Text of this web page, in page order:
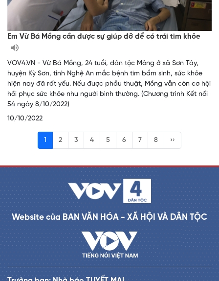
Em Vừ Bá Mồng cần được sự giúp đỡ để có trái tim khỏe
VOV4.VN - Vừ Bá Mồng, 24 tuổi, dân tộc Mông ở xã Sơn Tây,
huyện Kỳ Sơn, tỉnh Nghệ An mắc bệnh tim bẩm sinh, sức khỏe
hiện nay đã rất yếu. Nếu được phẫu thuật, Mồng vẫn còn cơ hội
hồi phục sức khỏe như người bình thường. (Chương trình Kết nối
54 ngày 8/10/2022)
10/10/2022
1 2 3 4 5 6 7 8 ››
Website của BAN VĂN HÓA - XÃ HỘI VÀ DÂN TỘC